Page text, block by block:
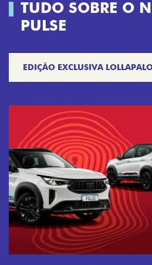
TUDO SOBRE O
PULSE
EDIÇÃO EXCLUSIVA
Previous
Next
Próximo